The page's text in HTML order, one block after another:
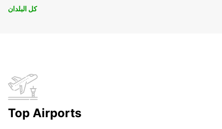
كل البلدان
Top Airports